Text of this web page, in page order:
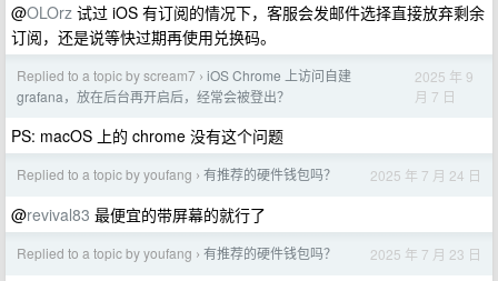
@OLOrz 试过 iOS 有订阅的情况下，客服会发邮件选择直接放弃剩余
订阅，还是说等快过期再使用兑换码。
Replied to a topic by scream7 › iOS Chrome 上访问自建
grafana，放在后台再开启后，经常会被登出？
2025 年 9
月 7 日
PS: macOS 上的 chrome 没有这个问题
Replied to a topic by youfang › 有推荐的硬件钱包吗？ 2025 年 7 月 24 日
@revival83 最便宜的带屏幕的就行了
Replied to a topic by youfang › 有推荐的硬件钱包吗？ 2025 年 7 月 23 日